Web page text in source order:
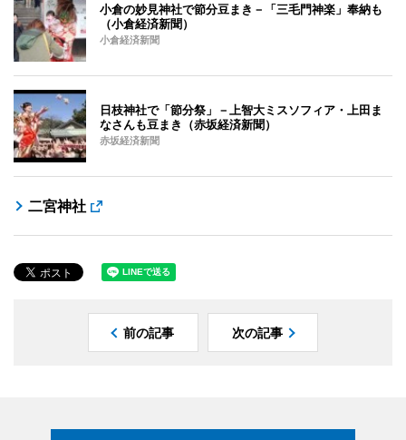
小倉の妙見神社で節分豆まき－「三毛門神楽」奉納も
（小倉経済新聞）
小倉経済新聞
日枝神社で「節分祭」－上智大ミスソフィア・上田ま
なさんも豆まき（赤坂経済新聞）
赤坂経済新聞
二宮神社
前の記事 次の記事